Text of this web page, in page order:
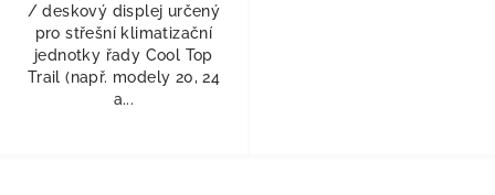
/ deskový displej určený
pro střešní klimatizační
jednotky řady Cool Top
Trail (např. modely 20, 24
a...